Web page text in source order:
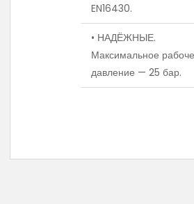
EN16430.
• НАДЁЖНЫЕ.
Максимальное
давление — 25 бар.